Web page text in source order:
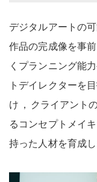
デジタルアートの
作品の完成像を事
くプランニング能
トデイレクターを
け ， クライアント
るコンセプトメイ
持った人材を育成